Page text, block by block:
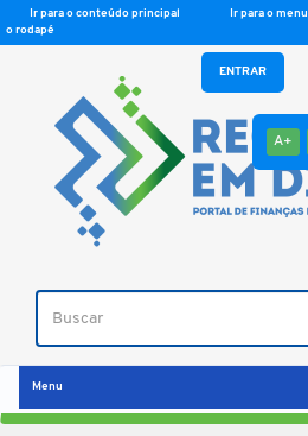
Ir para o conteúdo principal Ir para o menu
o rodapé
A+
Buscar
ENTRAR
Menu